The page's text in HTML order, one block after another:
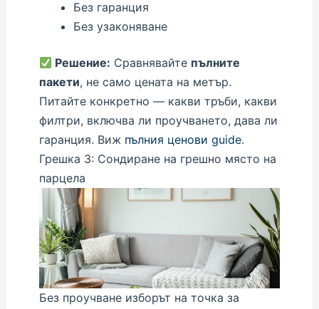
Без гаранция
Без узаконяване
Решение: Сравнявайте пълните
пакети, не само цената на метър.
Питайте конкретно — какви тръби, какви
филтри, включва ли проучването, дава ли
гаранция. Виж пълния ценови guide.
Грешка 3: Сондиране на грешно място на
парцела
Без проучване изборът на точка за